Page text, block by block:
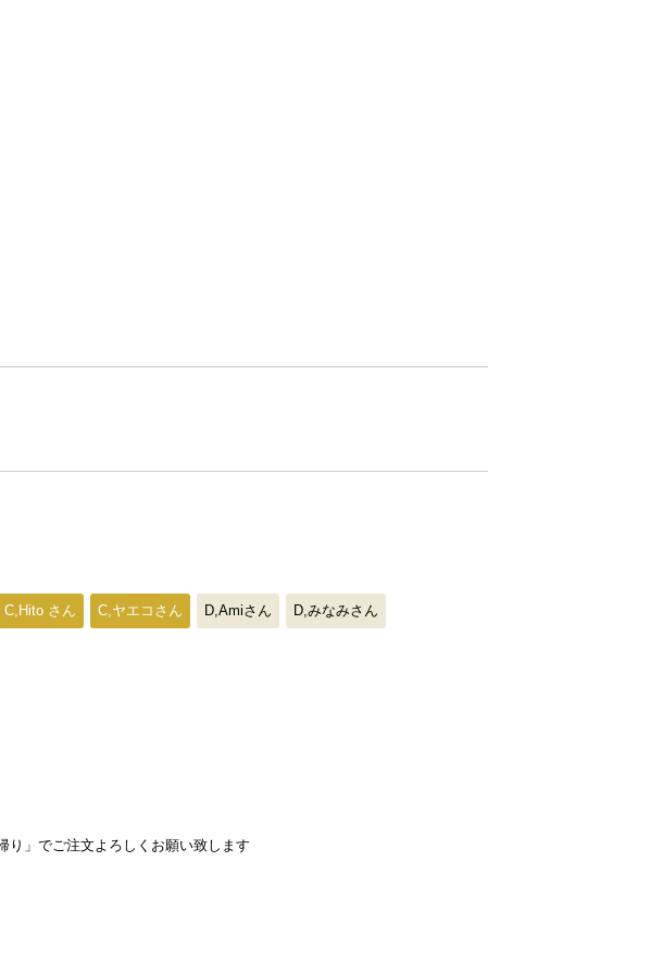
C,Hito さん C,ヤエコさん D,Amiさん D,みなみさん
り」でご注文よろしくお願い致します